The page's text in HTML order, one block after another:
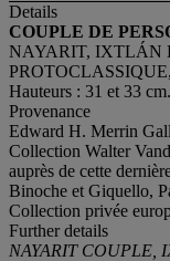
Details
COUPLE DE
NAYARIT, IXTLÁN
Hauteurs : 31 et 33
Provenance
Edward H. Merrin
Collection Walter
auprès de cette
Binoche et Giquello,
Collection privée
Further details
NAYARIT COUPLE,